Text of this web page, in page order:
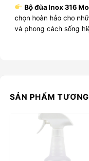
Bộ đũa Inox 316
chọn hoàn hảo cho
và phong cách sống
SẢN PHẨM